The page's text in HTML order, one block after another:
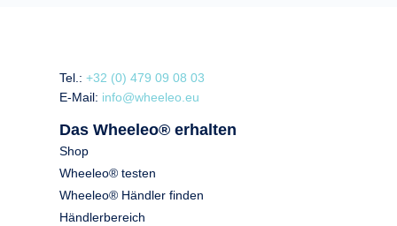
Tel.:+32 (0) 479 09 08 03
E-Mail: info@wheeleo.eu
Das Wheeleo® erhalten
Shop
Wheeleo® testen
Wheeleo® Händler finden
Händlerbereich